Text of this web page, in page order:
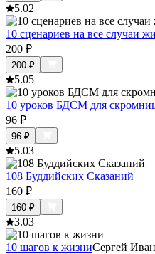
5.02
10 сценариев на все случаи
200 ₽
200 ₽
5.05
10 уроков БДСМ для
96 ₽
96 ₽
5.03
108 Буддийских Сказаний
160 ₽
160 ₽
3.03
10 шагов к жизниСергей